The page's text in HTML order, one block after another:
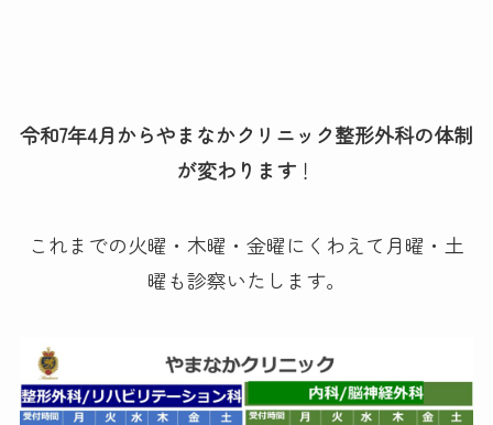
令和7年4月からやまなかクリニック整形外科の体制
が変わります ！
これまでの火曜・木曜・金曜にくわえて月曜・土
曜も診察いたします。